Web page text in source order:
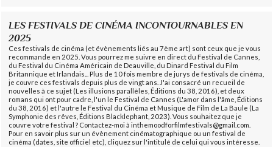
LES FESTIVALS DE CINÉMA INCONTOURNABLES EN
2025
Ces festivals de cinéma (et évènements liés au 7ème art) sont ceux que je vous
recommande en 2025. Vous pourrez me suivre en direct du Festival de Cannes,
du Festival du Cinéma Américain de Deauville, du Dinard Festival du Film
Britannique et Irlandais... Plus de 10 fois membre de jurys de festivals de cinéma,
je couvre ces festivals depuis plus de vingt ans. J'ai consacré un recueil de
nouvelles à ce sujet (Les illusions parallèles, Éditions du 38, 2016), et deux
romans qui ont pour cadre, l'un le Festival de Cannes (L'amor dans l'âme, Éditions
du 38, 2016) et l'autre le Festival du Cinéma et Musique de Film de La Baule (La
Symphonie des rêves, Éditions Blacklephant, 2023). Vous souhaitez que je
couvre votre festival ? Contactez-moi à inthemoodforfilmfestivals@gmail.com.
Pour en savoir plus sur un évènement cinématographique ou un festival de
cinéma (dates, site officiel etc), cliquez sur l'intitulé de celui qui vous intéresse.